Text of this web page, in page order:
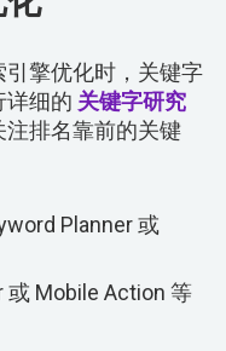
擎优化时，关键字
详细的 关键字研究
排名靠前的关键
Planner 或
Mobile Action 等